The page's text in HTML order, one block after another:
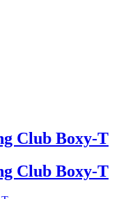
Club Boxy-T
Club Boxy-T